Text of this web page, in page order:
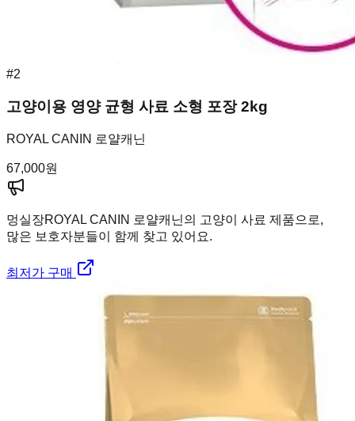
#2
고양이용 영양 균형 사료 소형 포장 2kg
ROYAL CANIN 로얄캐닌
67,000원
멍실장ROYAL CANIN 로얄캐닌의 고양이 사료 제품으로,
많은 보호자분들이 함께 찾고 있어요.
최저가 구매